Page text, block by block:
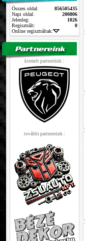
Összes oldal:
856505435
Napi oldal:
200806
Jelenleg:
1026
Regisztrált:
0
Online regisztráltak:
kiemelt partnerünk :
további partnereink :